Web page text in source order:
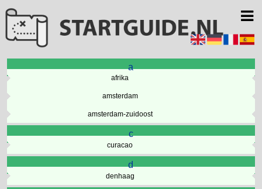
a
afrika
amsterdam
amsterdam-zuidoost
c
curacao
d
denhaag